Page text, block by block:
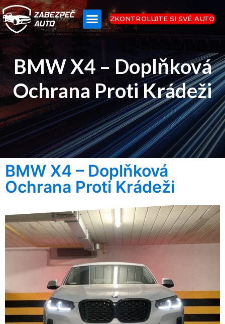
ZKONTROLUJTE SI SVÉ AUTO
BMW X4 – Doplňková
Ochrana Proti Krádeži
BMW X4 – Doplňková
Ochrana Proti Krádeži